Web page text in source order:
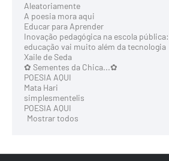
Aleatoriamente
A poesia mora aqui
Educar para Aprender
Inovação pedagógica na escola
educação vai muito além da tecnologia
Xaile de Seda
✿ Sementes da Chica...✿
POESIA AQUI
Mata Hari
simplesmentelis
POESIA AQUI
Mostrar todos